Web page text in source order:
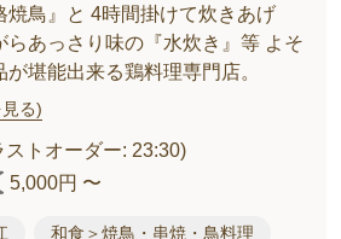
焼鳥』と 4時間掛けて炊きあげ
らあっさり味の『水炊き』等 よそ
堪能出来る鶏料理専門店。
る)
ストオーダー: 23:30)
5,000円 〜
和食＞焼鳥・串焼・鳥料理